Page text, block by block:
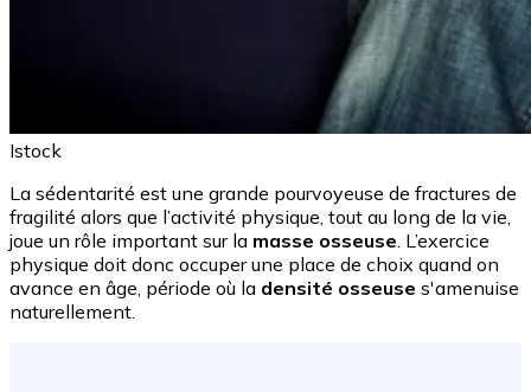
Istock
La sédentarité est une grande pourvoyeuse de fractures de
fragilité alors que l’activité physique, tout au long de la vie,
joue un rôle important sur la masse osseuse. L’exercice
physique doit donc occuper une place de choix quand on
avance en âge, période où la densité osseuse s'amenuise
naturellement.